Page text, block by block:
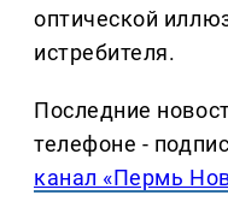
оптической
истребителя.
Последние
телефоне -
канал «Пермь